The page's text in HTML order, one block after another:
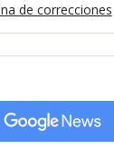
de correcciones